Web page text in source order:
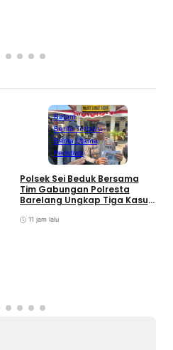
Batam
Berita Terbaru
Berita Utama
Peristiwa
Polsek Sei Beduk Bersama
Tim Gabungan Polresta
Barelang Ungkap Tiga Kasus
11 jam lalu